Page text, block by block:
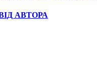
АВТОРА